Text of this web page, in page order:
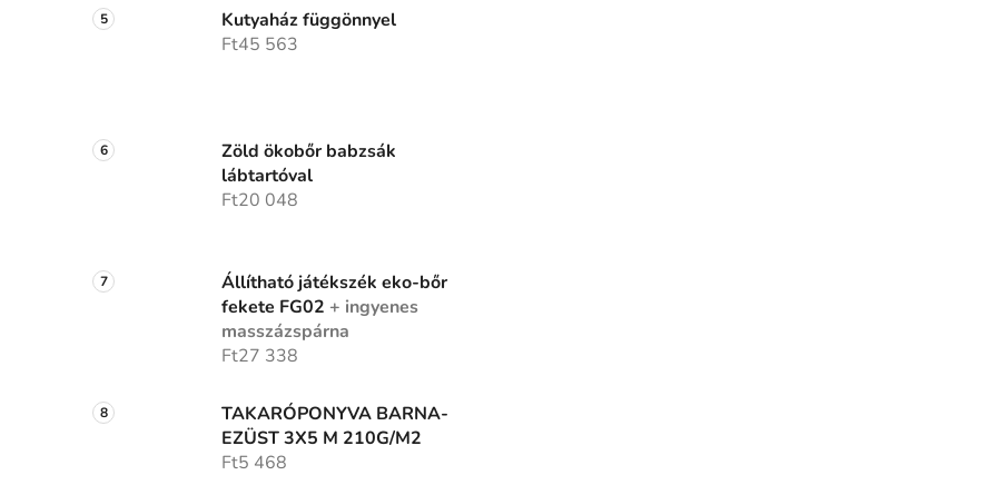
Kutyaház függönnyel
Ft45 563
Zöld ökobőr babzsák
lábtartóval
Ft20 048
Állítható játékszék eko-bőr
fekete FG02 + ingyenes
masszázspárna
Ft27 338
TAKARÓPONYVA BARNA-
EZÜST 3X5 M 210G/M2
Ft5 468